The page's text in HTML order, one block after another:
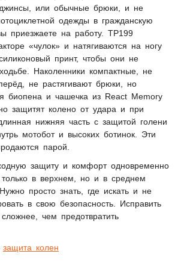
джинсы, или обычные брюки, и не
одежды в гражданскую
приезжаете на работу. TP199
«чулок» и натягиваются на ногу
принт, чтобы они не
Наколенники компактные, не
не растягивают брюки, но
биопена и чашечка из React Memory
защитят колено от удара и при
нижняя часть с защитой голени
мотобот и высоких ботинок. Эти
парой.
защиту и комфорт одновременно
в верхнем, но и в среднем
просто знать, где искать и не
в свою безопасность. Исправить
сложнее, чем предотвратить
защита колен